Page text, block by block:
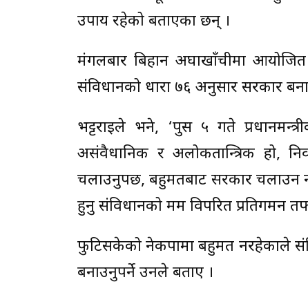
उपाय रहेको बताएका छन् ।
मंगलबार बिहान अर्घाखाँचीमा आयोजित
संविधानको धारा ७६ अनुसार सरकार
भट्टराईले भने, ‘पुस ५ गते
असंवैधानिक र अलोकतान्त्रिक हो,
चलाउनुपर्छ, बहुमतबाट सरकार चलाउन
हुनु संविधानको मर्म विपरित प्रतिगमन
फुटिसकेको नेकपामा बहुमत नरहेकाले
बनाउनुपर्ने उनले बताए ।